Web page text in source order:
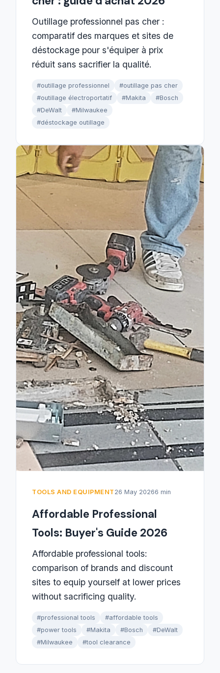
Outillage professionnel pas cher :
comparatif des marques et sites de
déstockage pour s'équiper à prix
réduit sans sacrifier la qualité.
#outillage professionnel
#outillage pas cher
#outillage électroportatif
#Makita
#Bosch
#DeWalt
#Milwaukee
#déstockage outillage
TOOLS AND EQUIPMENT 26 May 20266 min
Affordable Professional
Tools: Buyer's Guide 2026
Affordable professional tools:
comparison of brands and discount
sites to equip yourself at lower prices
without sacrificing quality.
#professional tools
#affordable tools
#power tools
#Makita #Bosch
#DeWalt
#Milwaukee
#tool clearance